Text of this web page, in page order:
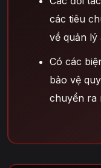
các tiêu
về quản lý
Có các
bảo vệ
chuyển ra